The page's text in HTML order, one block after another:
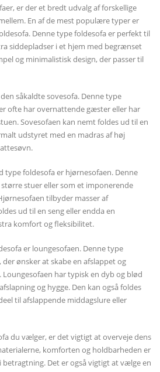
er der et bredt udvalg af forskellige
En af de mest populære typer er
Denne type foldesofa er perfekt til
siddepladser i et hjem med begrænset
og minimalistisk design, der passer til
såkaldte sovesofa. Denne type
ofte har overnattende gæster eller har
Sovesofaen kan nemt foldes ud til en
udstyret med en madras af høj
type foldesofa er hjørnesofaen. Denne
stuer eller som et imponerende
tilbyder masser af
ud til en seng eller endda en
komfort og fleksibilitet.
er loungesofaen. Denne type
ønsker at skabe en afslappet og
har typisk en dyb og blød
og hygge. Den kan også foldes
til afslappende middagslure eller
du vælger, er det vigtigt at overveje dens
komforten og holdbarheden er
Det er også vigtigt at vælge en